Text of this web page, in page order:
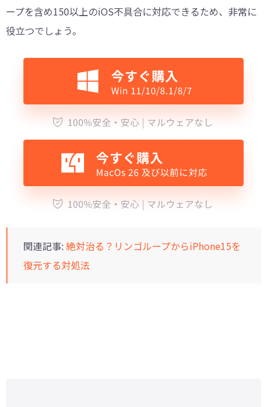
ープを含め150以上のiOS不具合に対応できるため、非常に
役立つでしょう。
関連記事: 絶対治る？リンゴループからiPhone15を
復元する対処法